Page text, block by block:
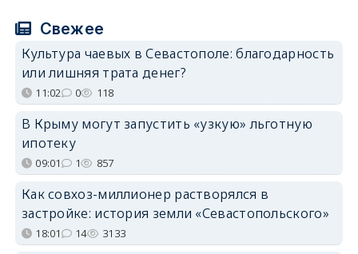
Свежее
Культура чаевых в Севастополе: благодарность
или лишняя трата денег?
11:02 0 118
В Крыму могут запустить «узкую» льготную
ипотеку
09:01 1 857
Как совхоз-миллионер растворялся в
застройке: история земли «Севастопольского»
18:01 14 3133